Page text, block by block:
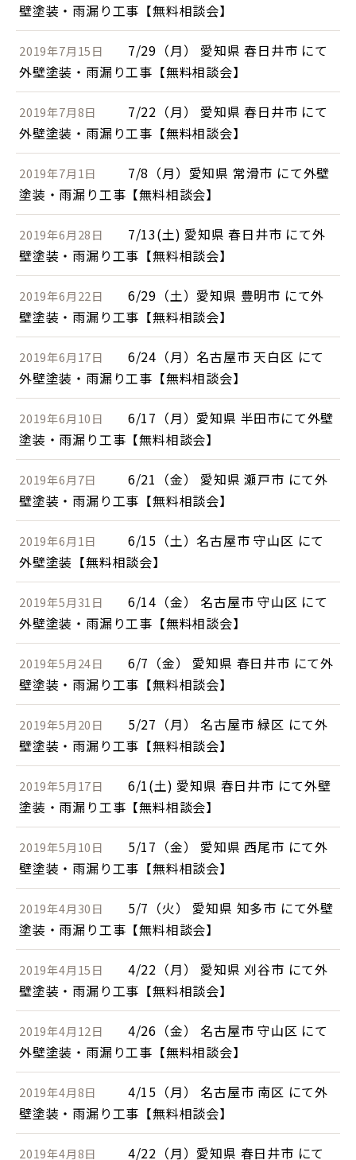
壁塗装・雨漏り工事【無料相談会】
2019年7月15日
7/29（月） 愛知県 春日井市 にて
外壁塗装・雨漏り工事【無料相談会】
2019年7月8日
7/22（月） 愛知県 春日井市 にて
外壁塗装・雨漏り工事【無料相談会】
2019年7月1日
7/8（月）愛知県 常滑市 にて外壁
塗装・雨漏り工事【無料相談会】
2019年6月28日
7/13(土) 愛知県 春日井市 にて外
壁塗装・雨漏り工事【無料相談会】
2019年6月22日
6/29（土）愛知県 豊明市 にて外
壁塗装・雨漏り工事【無料相談会】
2019年6月17日
6/24（月）名古屋市 天白区 にて
外壁塗装・雨漏り工事【無料相談会】
2019年6月10日
6/17（月）愛知県 半田市にて外壁
塗装・雨漏り工事【無料相談会】
2019年6月7日
6/21（金） 愛知県 瀬戸市 にて外
壁塗装・雨漏り工事【無料相談会】
2019年6月1日
6/15（土）名古屋市 守山区 にて
外壁塗装【無料相談会】
2019年5月31日
6/14（金） 名古屋市 守山区 にて
外壁塗装・雨漏り工事【無料相談会】
2019年5月24日
6/7（金） 愛知県 春日井市 にて外
壁塗装・雨漏り工事【無料相談会】
2019年5月20日
5/27（月） 名古屋市 緑区 にて外
壁塗装・雨漏り工事【無料相談会】
2019年5月17日
6/1(土) 愛知県 春日井市 にて外壁
塗装・雨漏り工事【無料相談会】
2019年5月10日
5/17（金） 愛知県 西尾市 にて外
壁塗装・雨漏り工事【無料相談会】
2019年4月30日
5/7（火） 愛知県 知多市 にて外壁
塗装・雨漏り工事【無料相談会】
2019年4月15日
4/22（月） 愛知県 刈谷市 にて外
壁塗装・雨漏り工事【無料相談会】
2019年4月12日
4/26（金） 名古屋市 守山区 にて
外壁塗装・雨漏り工事【無料相談会】
2019年4月8日
4/15（月） 名古屋市 南区 にて外
壁塗装・雨漏り工事【無料相談会】
2019年4月8日 4/22（月）愛知県 春日井市 にて